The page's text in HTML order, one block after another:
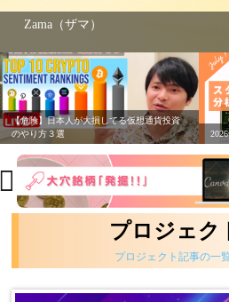
Zama（ザマ）
【危険】日本人が大損してる仮想通貨投資
のやり方３選
プロジェク
プロジェクト記事の一